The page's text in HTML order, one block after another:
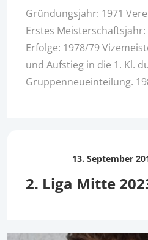
Gründungsjahr: 1971
Erstes
Erfolge: 1978/79
und Aufstieg in die 1. Kl.
Gruppenneueinteilung.
13. September
2. Liga Mitte